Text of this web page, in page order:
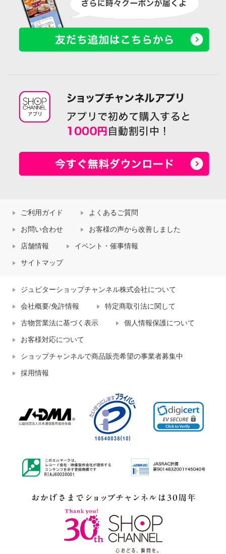
ご利用ガイド よくあるご質問
お問い合わせ お客様の声から改善しました
店舗情報 イベント・催事情報
サイトマップ
ジュピターショップチャンネル株式会社について
会社概要/免許情報 特定商取引法に関して
古物営業法に基づく表示 個人情報保護について
お客様対応について
ショップチャンネルで商品販売希望の事業者募集中
採用情報